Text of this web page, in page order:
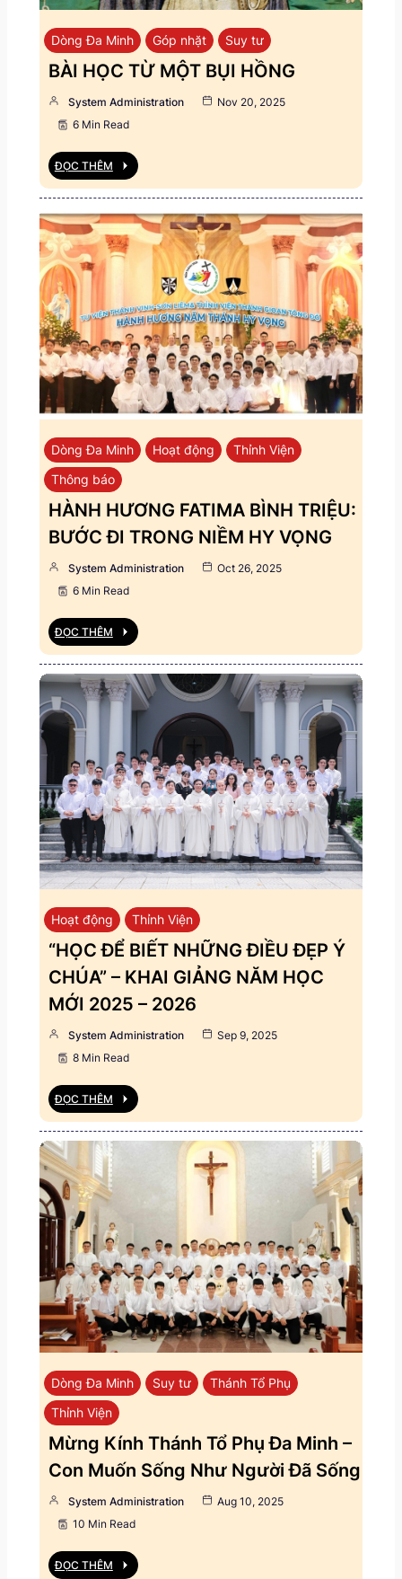
Dòng Đa Minh Góp nhặt Suy tư
BÀI HỌC TỪ MỘT BỤI HỒNG
System Administration
Nov 20, 2025
6 Min Read
ĐỌC THÊM
Dòng Đa Minh Hoạt động
Thỉnh Viện
Thông báo
HÀNH HƯƠNG FATIMA BÌNH TRIỆU:
BƯỚC ĐI TRONG NIỀM HY VỌNG
System Administration
Oct 26, 2025
6 Min Read
ĐỌC THÊM
Hoạt động Thỉnh Viện
“HỌC ĐỂ BIẾT NHỮNG ĐIỀU ĐẸP Ý
CHÚA” – KHAI GIẢNG NĂM HỌC
MỚI 2025 – 2026
System Administration
Sep 9, 2025
8 Min Read
ĐỌC THÊM
Dòng Đa Minh Suy tư
Thánh Tổ Phụ
Thỉnh Viện
Mừng Kính Thánh Tổ Phụ Đa Minh –
Con Muốn Sống Như Người Đã Sống
System Administration
Aug 10, 2025
10 Min Read
ĐỌC THÊM